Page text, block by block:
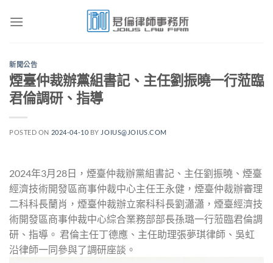
新聞公告
煙臺仲裁辦黨組書記、主任劉振曉一行蒞臨
君倫調研、指導
POSTED ON 2024-04-10 BY JOIUS@JOIUS.COM
2024年3月28日，煙臺仲裁辦黨組書記、主任劉振曉、煙臺
經濟技術開發區商事仲裁中心主任王永健，煙臺仲裁辦審理
二科科長蘭肖，煙臺仲裁辦立案科科長劉瀟瀟，煙臺經濟技
術開發區商事仲裁中心綜合業務部部長孫璐一行蒞臨君倫調
研、指導。 君倫主任丁德應、主任助理張夢琪律師、吳虹
沿律師一同參與了調研座談。